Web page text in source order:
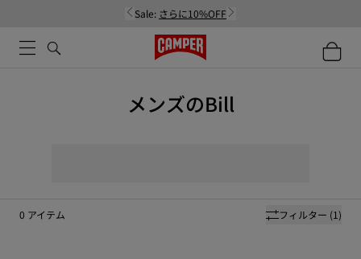
Sale: さらに10%OFF
メンズのBill
フィルター (1)
0 アイテム